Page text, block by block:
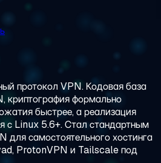
протокол VPN. Кодовая база
криптография формально
быстрее, а реализация
с Linux 5.6+. Стал стандартным
для самостоятельного хостинга
ProtonVPN и Tailscale под